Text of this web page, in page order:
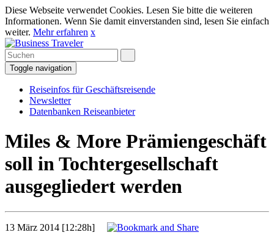
Diese Webseite verwendet Cookies. Lesen Sie bitte die weiteren
Informationen. Wenn Sie damit einverstanden sind, lesen Sie einfach
weiter. Mehr erfahren x
Toggle navigation
Reiseinfos für Geschäftsreisende
Newsletter
Datenbanken Reiseanbieter
Miles & More Prämiengeschäft
soll in Tochtergesellschaft
ausgegliedert werden
13 März 2014 [12:28h]